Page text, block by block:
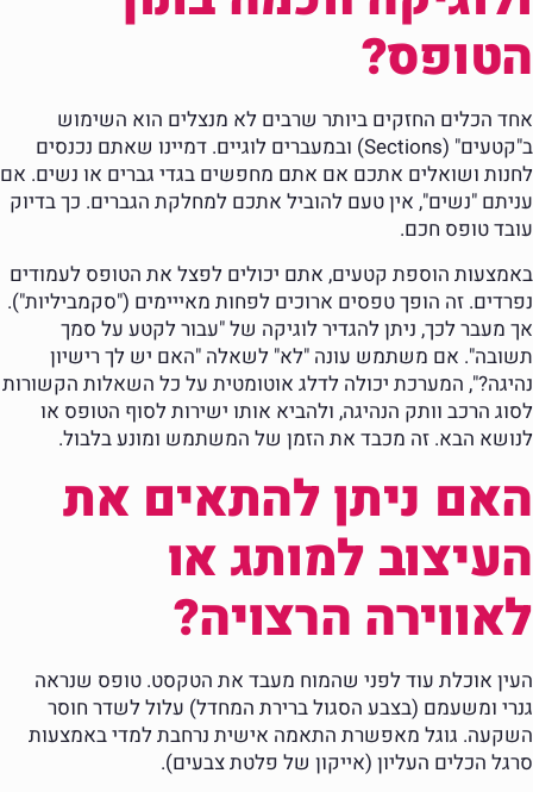
הטופס?
אחד הכלים החזקים ביותר שרבים לא מנצלים הוא השימוש
ב"קטעים" (Sections) ובמעברים לוגיים. דמיינו שאתם נכנסים
לחנות ושואלים אתכם אם אתם מחפשים בגדי גברים או נשים. אם
עניתם "נשים", אין טעם להוביל אתכם למחלקת הגברים. כך בדיוק
עובד טופס חכם.
באמצעות הוספת קטעים, אתם יכולים לפצל את הטופס לעמודים
נפרדים. זה הופך טפסים ארוכים לפחות מאייימים ("סקמביליות").
אך מעבר לכך, ניתן להגדיר לוגיקה של "עבור לקטע על סמך
תשובה". אם משתמש עונה "לא" לשאלה "האם יש לך רישיון
נהיגה?", המערכת יכולה לדלג אוטומטית על כל השאלות הקשורות
לסוג הרכב וותק הנהיגה, ולהביא אותו ישירות לסוף הטופס או
לנושא הבא. זה מכבד את הזמן של המשתמש ומונע בלבול.
האם ניתן להתאים את
העיצוב למותג או
לאווירה הרצויה?
העין אוכלת עוד לפני שהמוח מעבד את הטקסט. טופס שנראה
גנרי ומשעמם (בצבע הסגול ברירת המחדל) עלול לשדר חוסר
השקעה. גוגל מאפשרת התאמה אישית נרחבת למדי באמצעות
סרגל הכלים העליון (אייקון של פלטת צבעים).